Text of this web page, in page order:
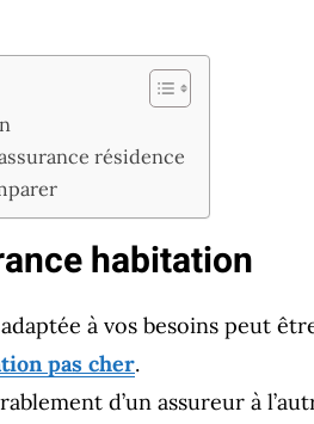
résidence
habitation
à vos besoins peut
pas cher.
d’un assureur à